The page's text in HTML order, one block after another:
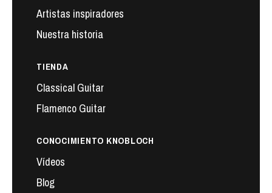
Artistas inspiradores
Nuestra historia
TIENDA
Classical Guitar
Flamenco Guitar
CONOCIMIENTO KNOBLOCH
Vídeos
Blog